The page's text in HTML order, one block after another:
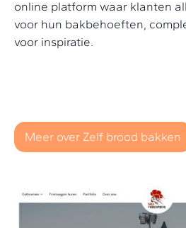
online platform waar klanten
voor hun bakbehoeften,
voor inspiratie.
Meer over Zelf brood bakken